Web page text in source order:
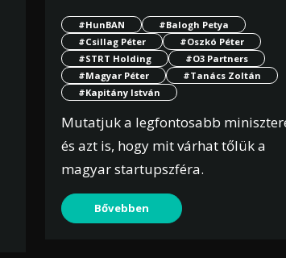
#HunBAN
#Balogh Petya
#Csillag Péter
#Oszkó Péter
#STRT Holding
#O3 Partners
#Magyar Péter
#Tanács Zoltán
#Kapitány István
Mutatjuk a legfontosabb
és azt is, hogy mit várhat tőlük a
magyar startupszféra.
Bővebben